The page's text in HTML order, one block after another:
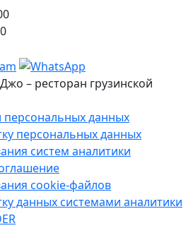
– ресторан грузинской
персональных данных
персональных данных
систем аналитики
cookie-файлов
данных системами аналитики